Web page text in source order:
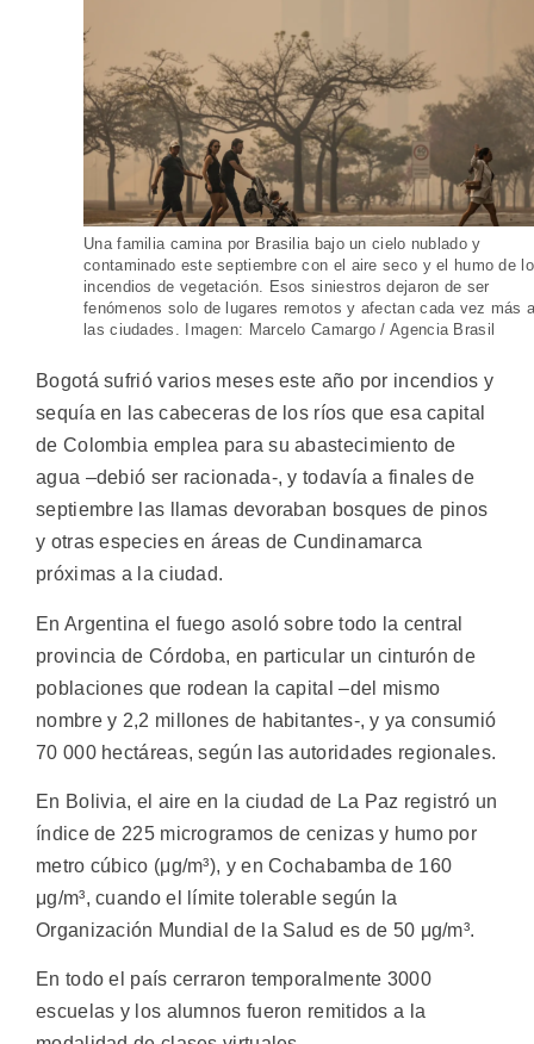
Una familia camina por Brasilia bajo un cielo nublado y
contaminado este septiembre con el aire seco y el humo de
incendios de vegetación. Esos siniestros dejaron de ser
fenómenos solo de lugares remotos y afectan cada vez más
las ciudades. Imagen: Marcelo Camargo / Agencia Brasil
Bogotá sufrió varios meses este año por incendios y
sequía en las cabeceras de los ríos que esa capital
de Colombia emplea para su abastecimiento de
agua –debió ser racionada-, y todavía a finales de
septiembre las llamas devoraban bosques de pinos
y otras especies en áreas de Cundinamarca
próximas a la ciudad.
En Argentina el fuego asoló sobre todo la central
provincia de Córdoba, en particular un cinturón de
poblaciones que rodean la capital –del mismo
nombre y 2,2 millones de habitantes-, y ya consumió
70 000 hectáreas, según las autoridades regionales.
En Bolivia, el aire en la ciudad de La Paz registró un
índice de 225 microgramos de cenizas y humo por
metro cúbico (μg/m³), y en Cochabamba de 160
μg/m³, cuando el límite tolerable según la
Organización Mundial de la Salud es de 50 μg/m³.
En todo el país cerraron temporalmente 3000
escuelas y los alumnos fueron remitidos a la